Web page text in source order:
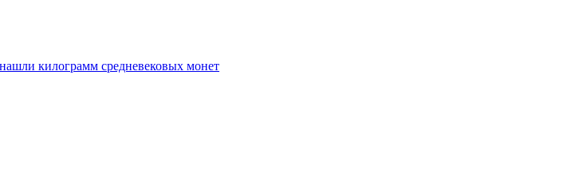
килограмм средневековых монет